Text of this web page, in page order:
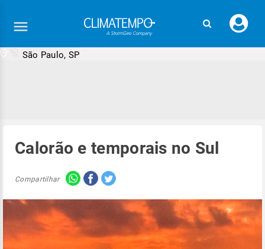
seu
São Paulo, SP
Calorão e temporais no Sul
Compartilhar